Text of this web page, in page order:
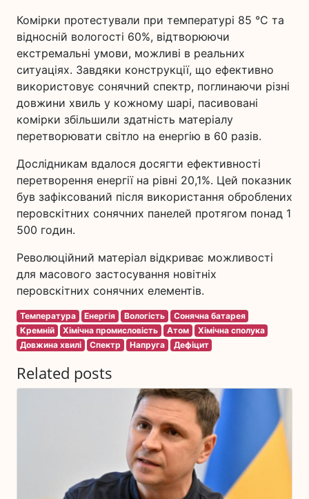
Комірки протестували при температурі 85 °C та
відносній вологості 60%, відтворюючи
екстремальні умови, можливі в реальних
ситуаціях. Завдяки конструкції, що ефективно
використовує сонячний спектр, поглинаючи різні
довжини хвиль у кожному шарі, пасивовані
комірки збільшили здатність матеріалу
перетворювати світло на енергію в 60 разів.
Дослідникам вдалося досягти ефективності
перетворення енергії на рівні 20,1%. Цей показник
був зафіксований після використання оброблених
перовскітних сонячних панелей протягом понад 1
500 годин.
Революційний матеріал відкриває можливості
для масового застосування новітніх
перовскітних сонячних елементів.
Температура Енергія Вологість
Сонячна батарея
Кремній
Хімічна промисловість Атом
Хімічна сполука
Довжина хвилі
Спектр Напруга Дефіцит
Related posts